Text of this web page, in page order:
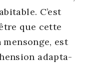
C’est
que cette
est
adap­ta­